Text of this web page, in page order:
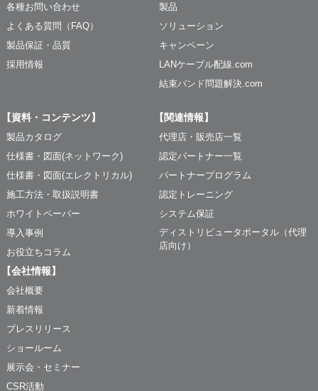
各種お問い合わせ
よくある質問（FAQ）
製品保証・品質
採用情報
製品
ソリューション
キャンペーン
LANケーブル配線.com
結束バンド問題解決.com
【資料・コンテンツ】
製品カタログ
仕様書・図面(ネットワーク)
仕様書・図面(エレクトリカル)
施工方法・取扱説明書
ホワイトペーパー
導入事例
お役立ちコラム
【関連情報】
代理店・販売店一覧
認定パートナー一覧
パートナープログラム
認定トレーニング
システム保証
ディストリビュータポータル（代理
店向け）
【会社情報】
会社概要
新着情報
プレスリリース
ショールーム
展示会・セミナー
CSR活動